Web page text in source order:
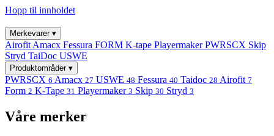
Hopp til innholdet
Merkevarer ▾
Airofit Amacx Fessura FORM K-tape Playermaker PWRSCX Skip
Stryd TaiDoc USWE
Produktområder ▾
PWRSCX 6 Amacx 27 USWE 48 Fessura 40 Taidoc 28 Airofit 7
Form 2 K-Tape 31 Playermaker 3 Skip 30 Stryd 3
Våre merker